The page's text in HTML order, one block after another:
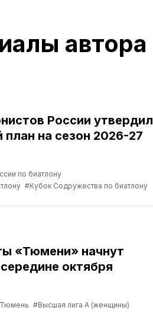
автора
России утвердил
план на сезон 2026-27
по биатлону
#Кубок Содружества по биатлону
«Тюмени» начнут
октября
#Высшая лига А (женщины)